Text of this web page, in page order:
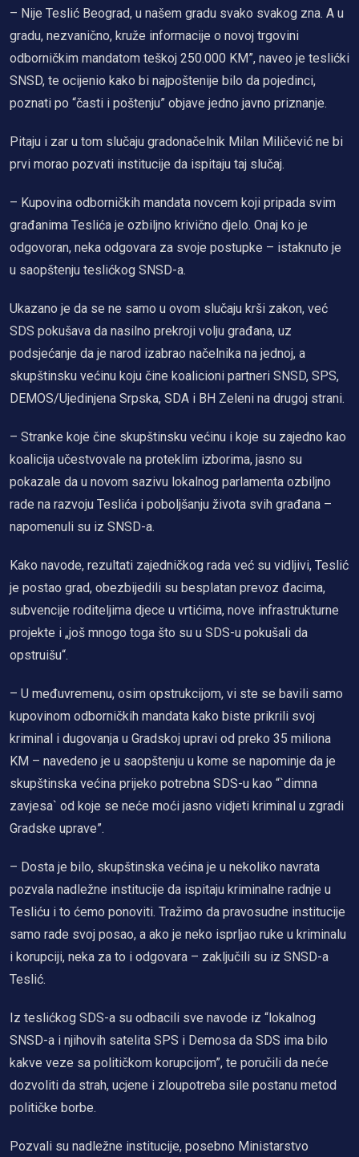
– Nije Teslić Beograd, u našem gradu svako svakog zna. A u
gradu, nezvanično, kruže informacije o novoj trgovini
odborničkim mandatom teškoj 250.000 KM”, naveo je teslićki
SNSD, te ocijenio kako bi najpoštenije bilo da pojedinci,
poznati po “časti i poštenju” objave jedno javno priznanje.
Pitaju i zar u tom slučaju gradonačelnik Milan Miličević ne bi
prvi morao pozvati institucije da ispitaju taj slučaj.
– Kupovina odborničkih mandata novcem koji pripada svim
građanima Teslića je ozbiljno krivično djelo. Onaj ko je
odgovoran, neka odgovara za svoje postupke – istaknuto je
u saopštenju teslićkog SNSD-a.
Ukazano je da se ne samo u ovom slučaju krši zakon, već
SDS pokušava da nasilno prekroji volju građana, uz
podsjećanje da je narod izabrao načelnika na jednoj, a
skupštinsku većinu koju čine koalicioni partneri SNSD, SPS,
DEMOS/Ujedinjena Srpska, SDA i BH Zeleni na drugoj strani.
– Stranke koje čine skupštinsku većinu i koje su zajedno kao
koalicija učestvovale na proteklim izborima, jasno su
pokazale da u novom sazivu lokalnog parlamenta ozbiljno
rade na razvoju Teslića i poboljšanju života svih građana –
napomenuli su iz SNSD-a.
Kako navode, rezultati zajedničkog rada već su vidljivi, Teslić
je postao grad, obezbijedili su besplatan prevoz đacima,
subvencije roditeljima djece u vrtićima, nove infrastrukturne
projekte i „još mnogo toga što su u SDS-u pokušali da
opstruišu“.
– U međuvremenu, osim opstrukcijom, vi ste se bavili samo
kupovinom odborničkih mandata kako biste prikrili svoj
kriminal i dugovanja u Gradskoj upravi od preko 35 miliona
KM – navedeno je u saopštenju u kome se napominje da je
skupštinska većina prijeko potrebna SDS-u kao “`dimna
zavjesa` od koje se neće moći jasno vidjeti kriminal u zgradi
Gradske uprave”.
– Dosta je bilo, skupštinska većina je u nekoliko navrata
pozvala nadležne institucije da ispitaju kriminalne radnje u
Tesliću i to ćemo ponoviti. Tražimo da pravosudne institucije
samo rade svoj posao, a ako je neko isprljao ruke u kriminalu
i korupciji, neka za to i odgovara – zaključili su iz SNSD-a
Teslić.
Iz teslićkog SDS-a su odbacili sve navode iz “lokalnog
SNSD-a i njihovih satelita SPS i Demosa da SDS ima bilo
kakve veze sa političkom korupcijom”, te poručili da neće
dozvoliti da strah, ucjene i zloupotreba sile postanu metod
političke borbe.
Pozvali su nadležne institucije, posebno Ministarstvo